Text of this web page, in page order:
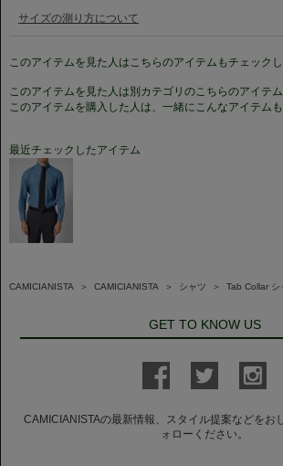
サイズの測り方について
このアイテムを見た人はこちらのアイテムもチェック
このアイテムを見た人は別カテゴリのこちらのアイテ
このアイテムを購入した人は、一緒にこんなアイテム
最近チェックしたアイテム
CAMICIANISTA ＞ CAMICIANISTA ＞ シャツ ＞ Tab Collar シ
GET TO KNOW US
CAMICIANISTAの最新情報、スタイル提案などをお
ォローください。